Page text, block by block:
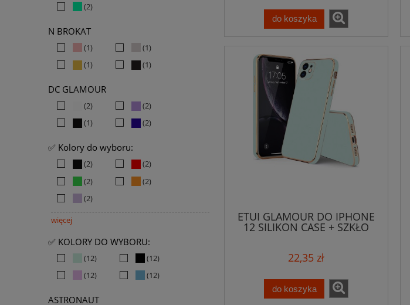
(2)
N BROKAT
(1)
(1)
(1)
(1)
DC GLAMOUR
(2)
(2)
(1)
(2)
✅ Kolory do wyboru:
(2)
(2)
(2)
(2)
(2)
więcej
✅ KOLORY DO WYBORU:
(12)
(12)
(12)
(12)
ASTRONAUT
do koszyka
ETUI GLAMOUR DO IPHONE
12 SILIKON CASE + SZKŁO
22,35 zł
do koszyka